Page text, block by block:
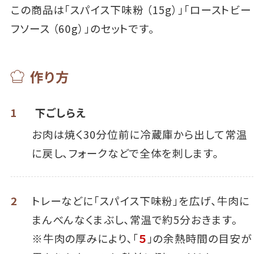
この商品は「スパイス下味粉 （15g）」「ローストビー
フソース （60g）」のセットです。
作り方
1
下ごしらえ
お肉は焼く30分位前に冷蔵庫から出して常温
に戻し、フォークなどで全体を刺します。
2
トレーなどに「スパイス下味粉」を広げ、牛肉に
まんべんなくまぶし、常温で約5分おきます。
※牛肉の厚みにより、「５ 」の余熱時間の目安が